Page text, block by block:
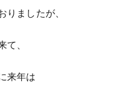
りましたが、
て、
来年は